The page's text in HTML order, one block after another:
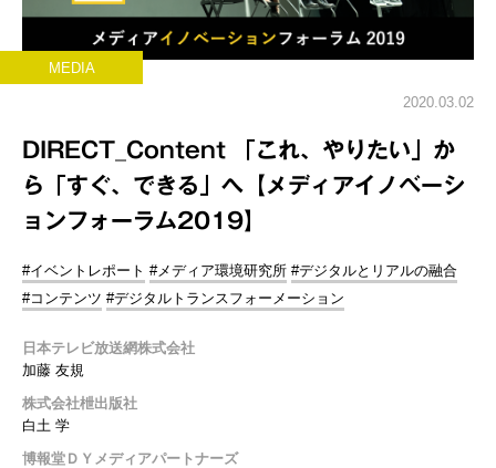
MEDIA
2020.03.02
DIRECT_Content 「これ、やりたい」か
ら「すぐ、できる」へ【メディアイノベーシ
ョンフォーラム2019】
#イベントレポート #メディア環境研究所 #デジタルとリアルの融合
#コンテンツ #デジタルトランスフォーメーション
日本テレビ放送網株式会社
加藤 友規
株式会社枻出版社
白土 学
博報堂ＤＹメディアパートナーズ